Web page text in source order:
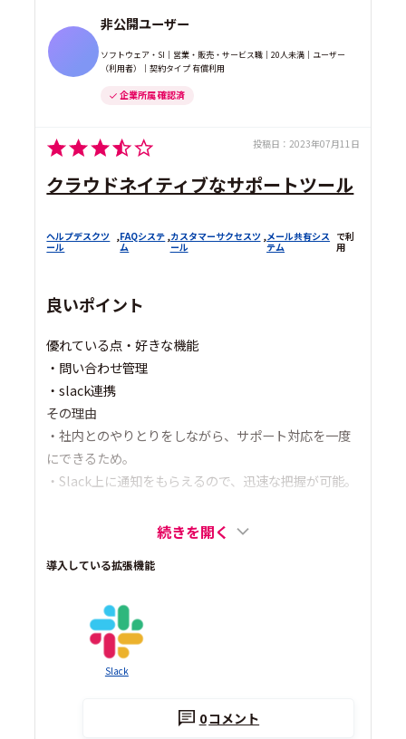
非公開ユーザー
ソフトウェア・SI｜営業・販売・サービス職｜20人未満｜ユーザー
（利用者）｜契約タイプ 有償利用
企業所属 確認済
投稿日： 2023年07月11日
クラウドネイティブなサポートツール
ヘルプデスクツ
ール
,FAQシステ
ム
,カスタマーサクセスツ
ール
, メール共有シス
テム
で利
用
良いポイント
優れている点・好きな機能
・問い合わせ管理
・slack連携
その理由
・社内とのやりとりをしながら、サポート対応を一度
にできるため。
・Slack上に通知をもらえるので、迅速な把握が可能。
続きを開く
導入している拡張機能
Slack
0コメント